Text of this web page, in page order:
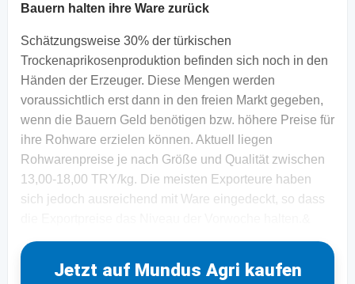
Bauern halten ihre Ware zurück
Schätzungsweise 30% der türkischen
Trockenaprikosenproduktion befinden sich noch in den
Händen der Erzeuger. Diese Mengen werden
voraussichtlich erst dann in den freien Markt gegeben,
wenn die Bauern Geld benötigen bzw. höhere Preise für
ihre Rohware erzielen können. Aktuell liegen
Rohwarenpreise je nach Größe und Qualität zwischen
13,00-18,00 TRY/kg. Die meisten Exporteure haben
sich jedoch ausreichend mit Ware eingedeckt, so dass
Jetzt auf Mundus Agri kaufen